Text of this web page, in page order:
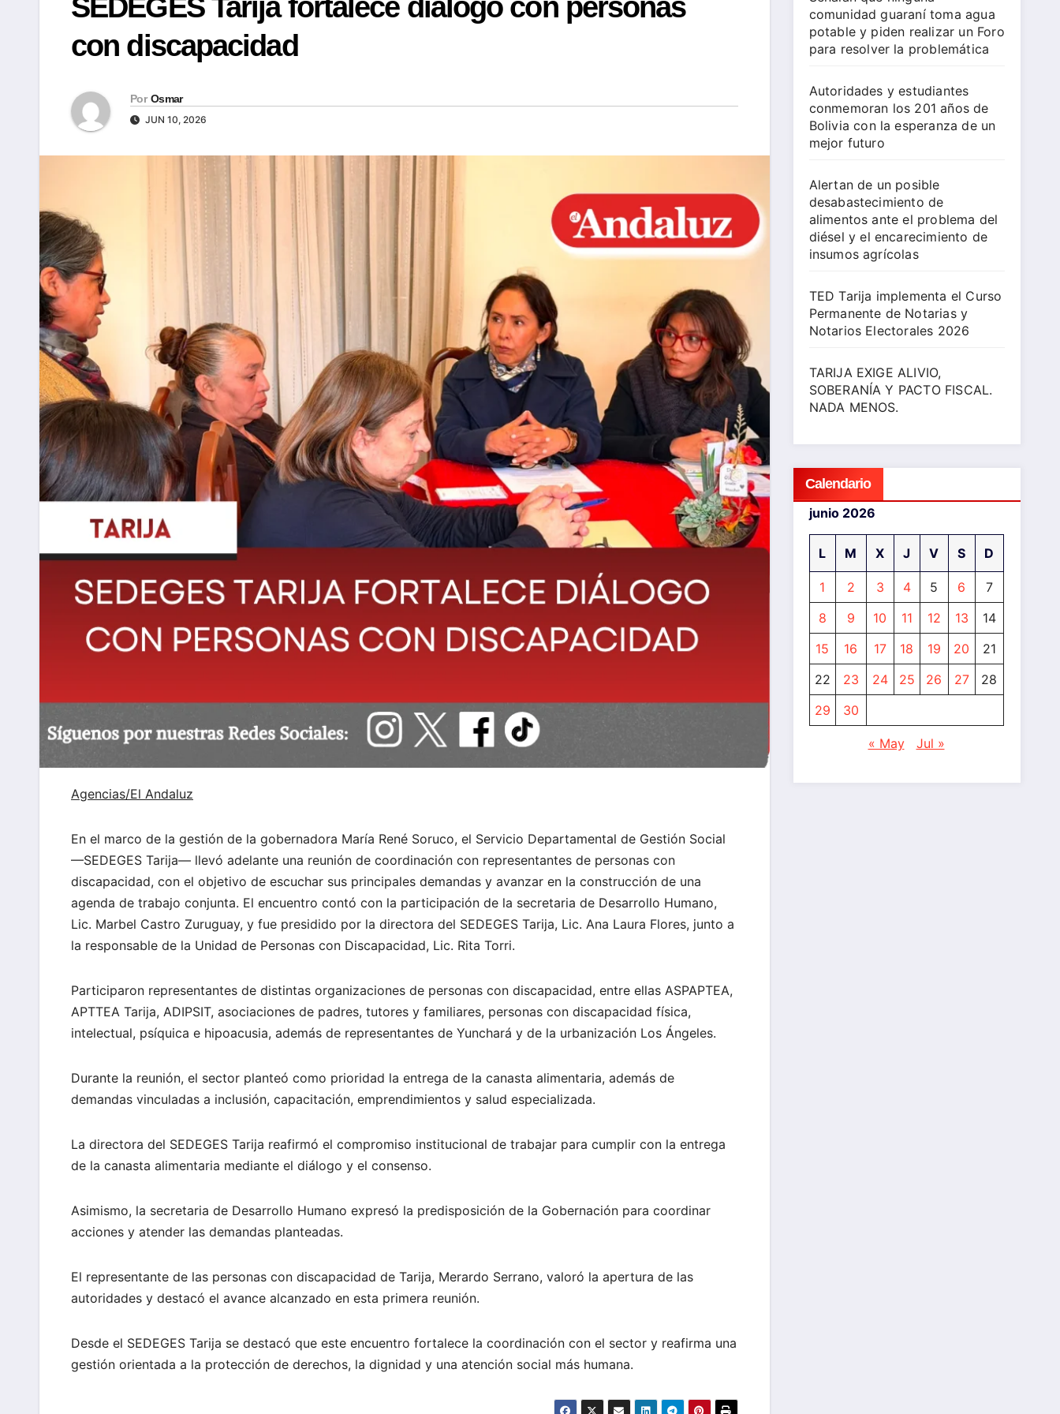
SEDEGES Tarija fortalece diálogo con personas
con discapacidad
Por Osmar
JUN 10, 2026
Agencias/El Andaluz
En el marco de la gestión de la gobernadora María René Soruco, el Servicio Departamental de Gestión Social
—SEDEGES Tarija— llevó adelante una reunión de coordinación con representantes de personas con
discapacidad, con el objetivo de escuchar sus principales demandas y avanzar en la construcción de una
agenda de trabajo conjunta. El encuentro contó con la participación de la secretaria de Desarrollo Humano,
Lic. Marbel Castro Zuruguay, y fue presidido por la directora del SEDEGES Tarija, Lic. Ana Laura Flores, junto a
la responsable de la Unidad de Personas con Discapacidad, Lic. Rita Torri.
Participaron representantes de distintas organizaciones de personas con discapacidad, entre ellas ASPAPTEA,
APTTEA Tarija, ADIPSIT, asociaciones de padres, tutores y familiares, personas con discapacidad física,
intelectual, psíquica e hipoacusia, además de representantes de Yunchará y de la urbanización Los Ángeles.
Durante la reunión, el sector planteó como prioridad la entrega de la canasta alimentaria, además de
demandas vinculadas a inclusión, capacitación, emprendimientos y salud especializada.
La directora del SEDEGES Tarija reafirmó el compromiso institucional de trabajar para cumplir con la entrega
de la canasta alimentaria mediante el diálogo y el consenso.
Asimismo, la secretaria de Desarrollo Humano expresó la predisposición de la Gobernación para coordinar
acciones y atender las demandas planteadas.
El representante de las personas con discapacidad de Tarija, Merardo Serrano, valoró la apertura de las
autoridades y destacó el avance alcanzado en esta primera reunión.
Desde el SEDEGES Tarija se destacó que este encuentro fortalece la coordinación con el sector y reafirma una
gestión orientada a la protección de derechos, la dignidad y una atención social más humana.
comunidad guaraní toma agua
potable y piden realizar un Foro
para resolver la problemática
Autoridades y estudiantes
conmemoran los 201 años de
Bolivia con la esperanza de un
mejor futuro
Alertan de un posible
desabastecimiento de
alimentos ante el problema del
diésel y el encarecimiento de
insumos agrícolas
TED Tarija implementa el Curso
Permanente de Notarias y
Notarios Electorales 2026
TARIJA EXIGE ALIVIO,
SOBERANÍA Y PACTO FISCAL.
NADA MENOS.
Calendario
junio 2026
L M X J V S D
1 2 3 4 5 6
7
8
9 10 11 12 13
14
15
16 17 18 19 20
21
22
23 24 25 26 27
28
29
30
« May Jul »